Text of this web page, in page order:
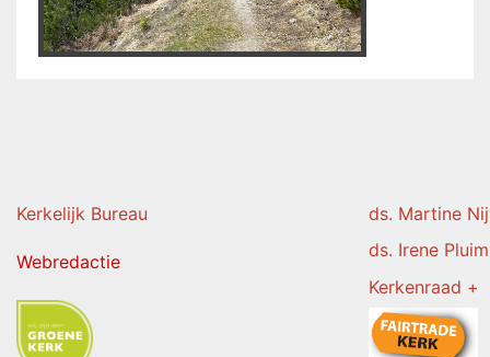
Kerkelijk Bureau ds. Martine
Webredactie
ds. Irene Pluim
Kerkenraad +